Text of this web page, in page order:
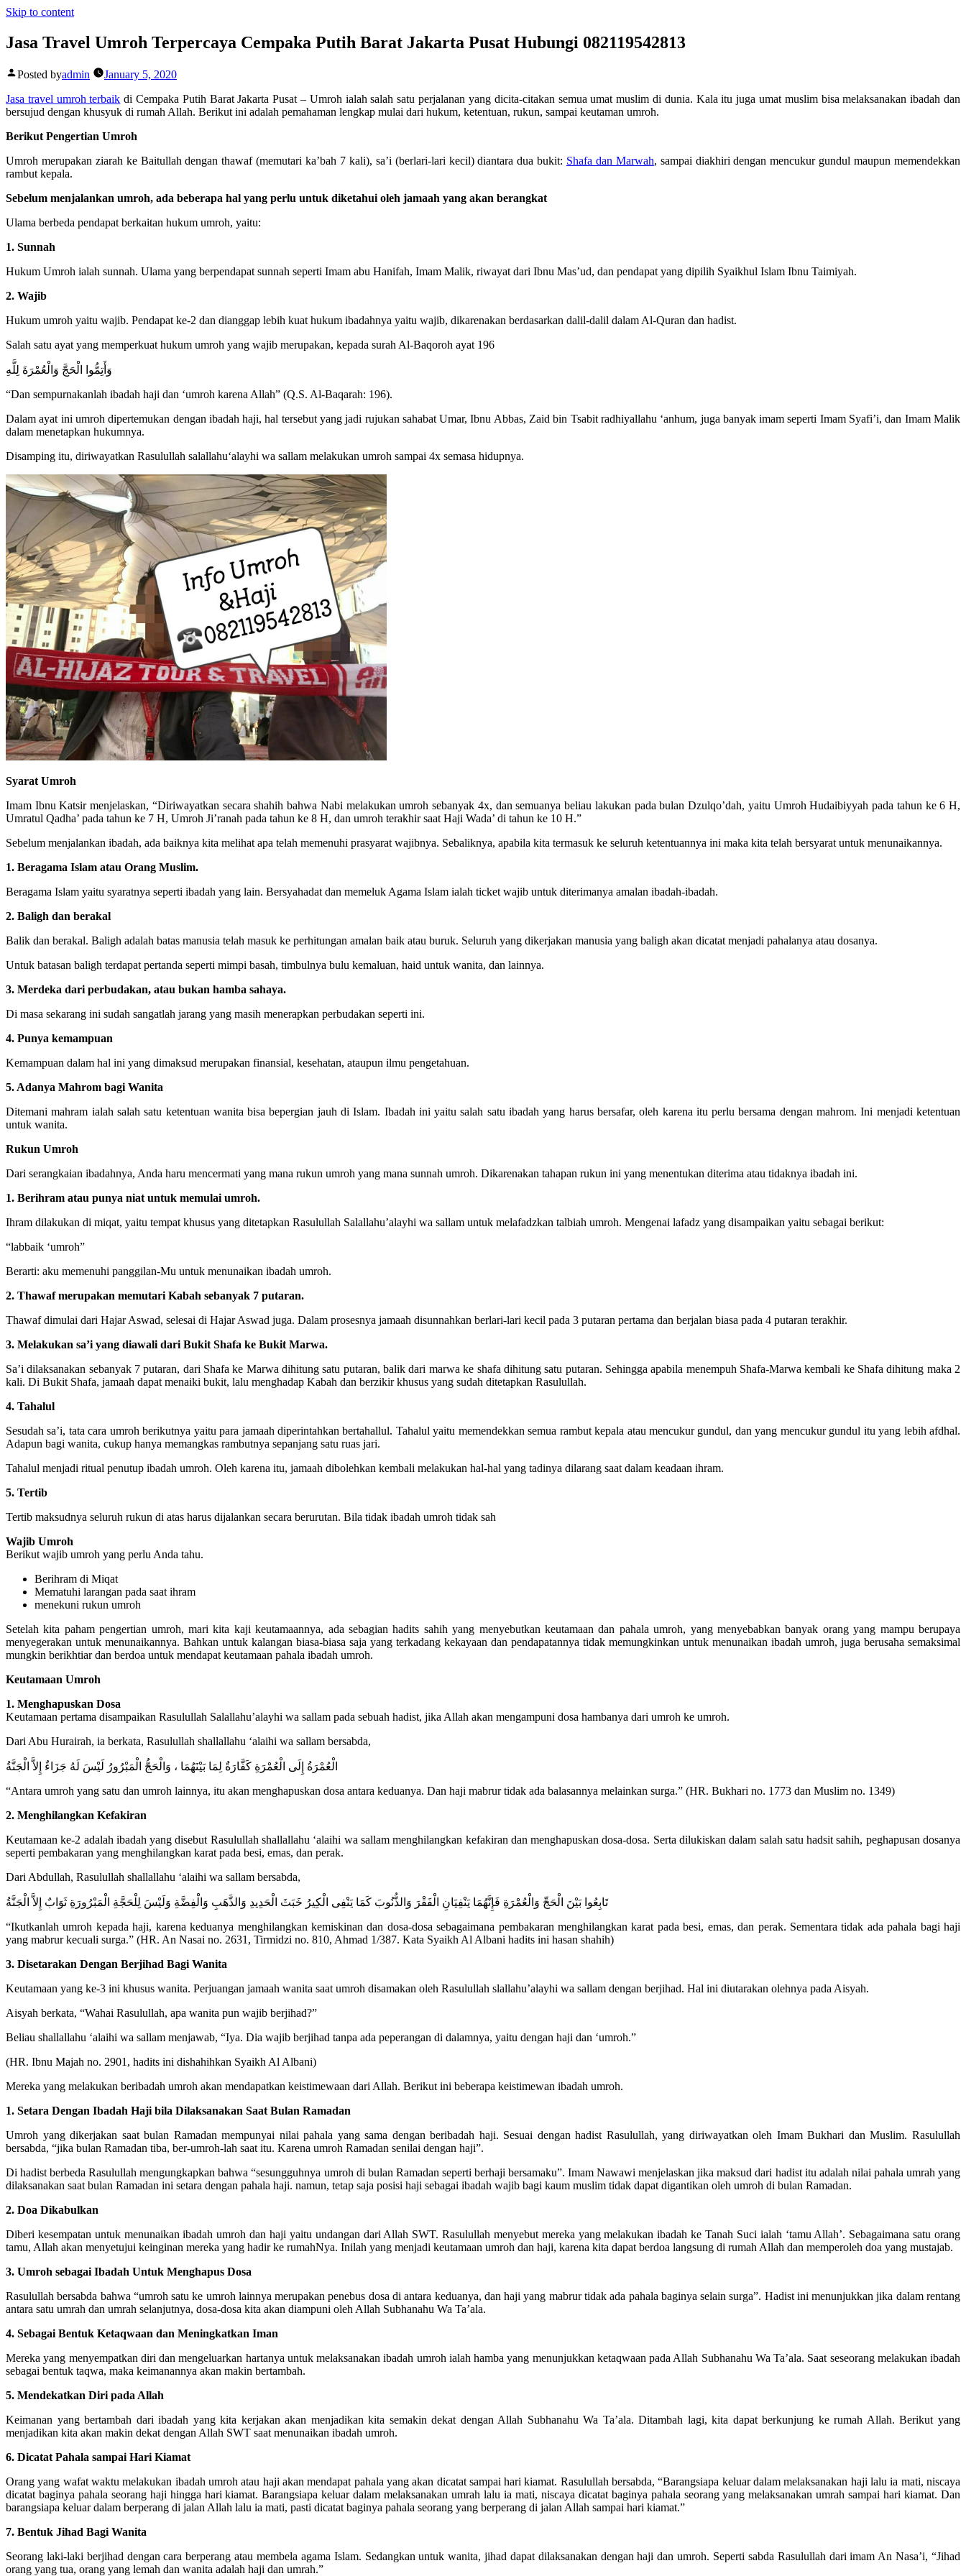
Skip to content
Jasa Travel Umroh Terpercaya Cempaka Putih Barat Jakarta Pusat Hubungi 082119542813
Posted byadmin
January 5, 2020
Jasa travel umroh terbaik di Cempaka Putih Barat Jakarta Pusat – Umroh ialah salah satu perjalanan yang dicita-citakan semua umat muslim di dunia. Kala itu juga umat muslim bisa melaksanakan ibadah dan
bersujud dengan khusyuk di rumah Allah. Berikut ini adalah pemahaman lengkap mulai dari hukum, ketentuan, rukun, sampai keutaman umroh.
Berikut Pengertian Umroh
Umroh merupakan ziarah ke Baitullah dengan thawaf (memutari ka’bah 7 kali), sa’i (berlari-lari kecil) diantara dua bukit: Shafa dan Marwah, sampai diakhiri dengan mencukur gundul maupun memendekkan
rambut kepala.
Sebelum menjalankan umroh, ada beberapa hal yang perlu untuk diketahui oleh jamaah yang akan berangkat
Ulama berbeda pendapat berkaitan hukum umroh, yaitu:
1. Sunnah
Hukum Umroh ialah sunnah. Ulama yang berpendapat sunnah seperti Imam abu Hanifah, Imam Malik, riwayat dari Ibnu Mas’ud, dan pendapat yang dipilih Syaikhul Islam Ibnu Taimiyah.
2. Wajib
Hukum umroh yaitu wajib. Pendapat ke-2 dan dianggap lebih kuat hukum ibadahnya yaitu wajib, dikarenakan berdasarkan dalil-dalil dalam Al-Quran dan hadist.
Salah satu ayat yang memperkuat hukum umroh yang wajib merupakan, kepada surah Al-Baqoroh ayat 196
وَأَتِمُّوا الْحَجَّ وَالْعُمْرَةَ لِلَّهِ
“Dan sempurnakanlah ibadah haji dan ‘umroh karena Allah” (Q.S. Al-Baqarah: 196).
Dalam ayat ini umroh dipertemukan dengan ibadah haji, hal tersebut yang jadi rujukan sahabat Umar, Ibnu Abbas, Zaid bin Tsabit radhiyallahu ‘anhum, juga banyak imam seperti Imam Syafi’i, dan Imam Malik
dalam menetapkan hukumnya.
Disamping itu, diriwayatkan Rasulullah salallahu‘alayhi wa sallam melakukan umroh sampai 4x semasa hidupnya.
Syarat Umroh
Imam Ibnu Katsir menjelaskan, “Diriwayatkan secara shahih bahwa Nabi melakukan umroh sebanyak 4x, dan semuanya beliau lakukan pada bulan Dzulqo’dah, yaitu Umroh Hudaibiyyah pada tahun ke 6 H,
Umratul Qadha’ pada tahun ke 7 H, Umroh Ji’ranah pada tahun ke 8 H, dan umroh terakhir saat Haji Wada’ di tahun ke 10 H.”
Sebelum menjalankan ibadah, ada baiknya kita melihat apa telah memenuhi prasyarat wajibnya. Sebaliknya, apabila kita termasuk ke seluruh ketentuannya ini maka kita telah bersyarat untuk menunaikannya.
1. Beragama Islam atau Orang Muslim.
Beragama Islam yaitu syaratnya seperti ibadah yang lain. Bersyahadat dan memeluk Agama Islam ialah ticket wajib untuk diterimanya amalan ibadah-ibadah.
2. Baligh dan berakal
Balik dan berakal. Baligh adalah batas manusia telah masuk ke perhitungan amalan baik atau buruk. Seluruh yang dikerjakan manusia yang baligh akan dicatat menjadi pahalanya atau dosanya.
Untuk batasan baligh terdapat pertanda seperti mimpi basah, timbulnya bulu kemaluan, haid untuk wanita, dan lainnya.
3. Merdeka dari perbudakan, atau bukan hamba sahaya.
Di masa sekarang ini sudah sangatlah jarang yang masih menerapkan perbudakan seperti ini.
4. Punya kemampuan
Kemampuan dalam hal ini yang dimaksud merupakan finansial, kesehatan, ataupun ilmu pengetahuan.
5. Adanya Mahrom bagi Wanita
Ditemani mahram ialah salah satu ketentuan wanita bisa bepergian jauh di Islam. Ibadah ini yaitu salah satu ibadah yang harus bersafar, oleh karena itu perlu bersama dengan mahrom. Ini menjadi ketentuan
untuk wanita.
Rukun Umroh
Dari serangkaian ibadahnya, Anda haru mencermati yang mana rukun umroh yang mana sunnah umroh. Dikarenakan tahapan rukun ini yang menentukan diterima atau tidaknya ibadah ini.
1. Berihram atau punya niat untuk memulai umroh.
Ihram dilakukan di miqat, yaitu tempat khusus yang ditetapkan Rasulullah Salallahu’alayhi wa sallam untuk melafadzkan talbiah umroh. Mengenai lafadz yang disampaikan yaitu sebagai berikut:
“labbaik ‘umroh”
Berarti: aku memenuhi panggilan-Mu untuk menunaikan ibadah umroh.
2. Thawaf merupakan memutari Kabah sebanyak 7 putaran.
Thawaf dimulai dari Hajar Aswad, selesai di Hajar Aswad juga. Dalam prosesnya jamaah disunnahkan berlari-lari kecil pada 3 putaran pertama dan berjalan biasa pada 4 putaran terakhir.
3. Melakukan sa’i yang diawali dari Bukit Shafa ke Bukit Marwa.
Sa’i dilaksanakan sebanyak 7 putaran, dari Shafa ke Marwa dihitung satu putaran, balik dari marwa ke shafa dihitung satu putaran. Sehingga apabila menempuh Shafa-Marwa kembali ke Shafa dihitung maka 2
kali. Di Bukit Shafa, jamaah dapat menaiki bukit, lalu menghadap Kabah dan berzikir khusus yang sudah ditetapkan Rasulullah.
4. Tahalul
Sesudah sa’i, tata cara umroh berikutnya yaitu para jamaah diperintahkan bertahallul. Tahalul yaitu memendekkan semua rambut kepala atau mencukur gundul, dan yang mencukur gundul itu yang lebih afdhal.
Adapun bagi wanita, cukup hanya memangkas rambutnya sepanjang satu ruas jari.
Tahalul menjadi ritual penutup ibadah umroh. Oleh karena itu, jamaah dibolehkan kembali melakukan hal-hal yang tadinya dilarang saat dalam keadaan ihram.
5. Tertib
Tertib maksudnya seluruh rukun di atas harus dijalankan secara berurutan. Bila tidak ibadah umroh tidak sah
Wajib Umroh
Berikut wajib umroh yang perlu Anda tahu.
Berihram di Miqat
Mematuhi larangan pada saat ihram
menekuni rukun umroh
Setelah kita paham pengertian umroh, mari kita kaji keutamaannya, ada sebagian hadits sahih yang menyebutkan keutamaan dan pahala umroh, yang menyebabkan banyak orang yang mampu berupaya
menyegerakan untuk menunaikannya. Bahkan untuk kalangan biasa-biasa saja yang terkadang kekayaan dan pendapatannya tidak memungkinkan untuk menunaikan ibadah umroh, juga berusaha semaksimal
mungkin berikhtiar dan berdoa untuk mendapat keutamaan pahala ibadah umroh.
Keutamaan Umroh
1. Menghapuskan Dosa
Keutamaan pertama disampaikan Rasulullah Salallahu’alayhi wa sallam pada sebuah hadist, jika Allah akan mengampuni dosa hambanya dari umroh ke umroh.
Dari Abu Hurairah, ia berkata, Rasulullah shallallahu ‘alaihi wa sallam bersabda,
الْعُمْرَةُ إِلَى الْعُمْرَةِ كَفَّارَةٌ لِمَا بَيْنَهُمَا ، وَالْحَجُّ الْمَبْرُورُ لَيْسَ لَهُ جَزَاءٌ إِلاَّ الْجَنَّةُ
“Antara umroh yang satu dan umroh lainnya, itu akan menghapuskan dosa antara keduanya. Dan haji mabrur tidak ada balasannya melainkan surga.” (HR. Bukhari no. 1773 dan Muslim no. 1349)
2. Menghilangkan Kefakiran
Keutamaan ke-2 adalah ibadah yang disebut Rasulullah shallallahu ‘alaihi wa sallam menghilangkan kefakiran dan menghapuskan dosa-dosa. Serta dilukiskan dalam salah satu hadsit sahih, peghapusan dosanya
seperti pembakaran yang menghilangkan karat pada besi, emas, dan perak.
Dari Abdullah, Rasulullah shallallahu ‘alaihi wa sallam bersabda,
تَابِعُوا بَيْنَ الْحَجِّ وَالْعُمْرَةِ فَإِنَّهُمَا يَنْفِيَانِ الْفَقْرَ وَالذُّنُوبَ كَمَا يَنْفِى الْكِيرُ خَبَثَ الْحَدِيدِ وَالذَّهَبِ وَالْفِضَّةِ وَلَيْسَ لِلْحَجَّةِ الْمَبْرُورَةِ ثَوَابٌ إِلاَّ الْجَنَّةُ
“Ikutkanlah umroh kepada haji, karena keduanya menghilangkan kemiskinan dan dosa-dosa sebagaimana pembakaran menghilangkan karat pada besi, emas, dan perak. Sementara tidak ada pahala bagi haji
yang mabrur kecuali surga.” (HR. An Nasai no. 2631, Tirmidzi no. 810, Ahmad 1/387. Kata Syaikh Al Albani hadits ini hasan shahih)
3. Disetarakan Dengan Berjihad Bagi Wanita
Keutamaan yang ke-3 ini khusus wanita. Perjuangan jamaah wanita saat umroh disamakan oleh Rasulullah slallahu’alayhi wa sallam dengan berjihad. Hal ini diutarakan olehnya pada Aisyah.
Aisyah berkata, “Wahai Rasulullah, apa wanita pun wajib berjihad?”
Beliau shallallahu ‘alaihi wa sallam menjawab, “Iya. Dia wajib berjihad tanpa ada peperangan di dalamnya, yaitu dengan haji dan ‘umroh.”
(HR. Ibnu Majah no. 2901, hadits ini dishahihkan Syaikh Al Albani)
Mereka yang melakukan beribadah umroh akan mendapatkan keistimewaan dari Allah. Berikut ini beberapa keistimewan ibadah umroh.
1. Setara Dengan Ibadah Haji bila Dilaksanakan Saat Bulan Ramadan
Umroh yang dikerjakan saat bulan Ramadan mempunyai nilai pahala yang sama dengan beribadah haji. Sesuai dengan hadist Rasulullah, yang diriwayatkan oleh Imam Bukhari dan Muslim. Rasulullah
bersabda, “jika bulan Ramadan tiba, ber-umroh-lah saat itu. Karena umroh Ramadan senilai dengan haji”.
Di hadist berbeda Rasulullah mengungkapkan bahwa “sesungguhnya umroh di bulan Ramadan seperti berhaji bersamaku”. Imam Nawawi menjelaskan jika maksud dari hadist itu adalah nilai pahala umrah yang
dilaksanakan saat bulan Ramadan ini setara dengan pahala haji. namun, tetap saja posisi haji sebagai ibadah wajib bagi kaum muslim tidak dapat digantikan oleh umroh di bulan Ramadan.
2. Doa Dikabulkan
Diberi kesempatan untuk menunaikan ibadah umroh dan haji yaitu undangan dari Allah SWT. Rasulullah menyebut mereka yang melakukan ibadah ke Tanah Suci ialah ‘tamu Allah’. Sebagaimana satu orang
tamu, Allah akan menyetujui keinginan mereka yang hadir ke rumahNya. Inilah yang menjadi keutamaan umroh dan haji, karena kita dapat berdoa langsung di rumah Allah dan memperoleh doa yang mustajab.
3. Umroh sebagai Ibadah Untuk Menghapus Dosa
Rasulullah bersabda bahwa “umroh satu ke umroh lainnya merupakan penebus dosa di antara keduanya, dan haji yang mabrur tidak ada pahala baginya selain surga”. Hadist ini menunjukkan jika dalam rentang
antara satu umrah dan umrah selanjutnya, dosa-dosa kita akan diampuni oleh Allah Subhanahu Wa Ta’ala.
4. Sebagai Bentuk Ketaqwaan dan Meningkatkan Iman
Mereka yang menyempatkan diri dan mengeluarkan hartanya untuk melaksanakan ibadah umroh ialah hamba yang menunjukkan ketaqwaan pada Allah Subhanahu Wa Ta’ala. Saat seseorang melakukan ibadah
sebagai bentuk taqwa, maka keimanannya akan makin bertambah.
5. Mendekatkan Diri pada Allah
Keimanan yang bertambah dari ibadah yang kita kerjakan akan menjadikan kita semakin dekat dengan Allah Subhanahu Wa Ta’ala. Ditambah lagi, kita dapat berkunjung ke rumah Allah. Berikut yang
menjadikan kita akan makin dekat dengan Allah SWT saat menunaikan ibadah umroh.
6. Dicatat Pahala sampai Hari Kiamat
Orang yang wafat waktu melakukan ibadah umroh atau haji akan mendapat pahala yang akan dicatat sampai hari kiamat. Rasulullah bersabda, “Barangsiapa keluar dalam melaksanakan haji lalu ia mati, niscaya
dicatat baginya pahala seorang haji hingga hari kiamat. Barangsiapa keluar dalam melaksanakan umrah lalu ia mati, niscaya dicatat baginya pahala seorang yang melaksanakan umrah sampai hari kiamat. Dan
barangsiapa keluar dalam berperang di jalan Allah lalu ia mati, pasti dicatat baginya pahala seorang yang berperang di jalan Allah sampai hari kiamat.”
7. Bentuk Jihad Bagi Wanita
Seorang laki-laki berjihad dengan cara berperang atau membela agama Islam. Sedangkan untuk wanita, jihad dapat dilaksanakan dengan haji dan umroh. Seperti sabda Rasulullah dari imam An Nasa’i, “Jihad
orang yang tua, orang yang lemah dan wanita adalah haji dan umrah.”